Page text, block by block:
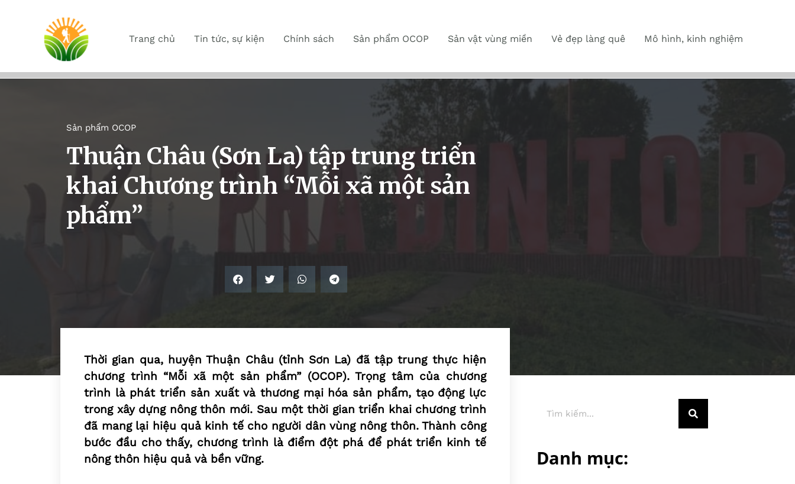
Trang chủ Tin tức, sự kiện Chính sách Sản phẩm OCOP Sản vật vùng miền Vẻ đẹp làng quê Mô hình, kinh nghiệm
Sản phẩm OCOP
Thuận Châu (Sơn La) tập trung triển
khai Chương trình “Mỗi xã một sản
phẩm”
Thời gian qua, huyện Thuận Châu (tỉnh Sơn La) đã tập trung thực hiện
chương trình “Mỗi xã một sản phẩm” (OCOP). Trọng tâm của chương
trình là phát triển sản xuất và thương mại hóa sản phẩm, tạo động lực
trong xây dựng nông thôn mới. Sau một thời gian triển khai chương trình
đã mang lại hiệu quả kinh tế cho người dân vùng nông thôn. Thành công
bước đầu cho thấy, chương trình là điểm đột phá để phát triển kinh tế
nông thôn hiệu quả và bền vững.
Danh mục: